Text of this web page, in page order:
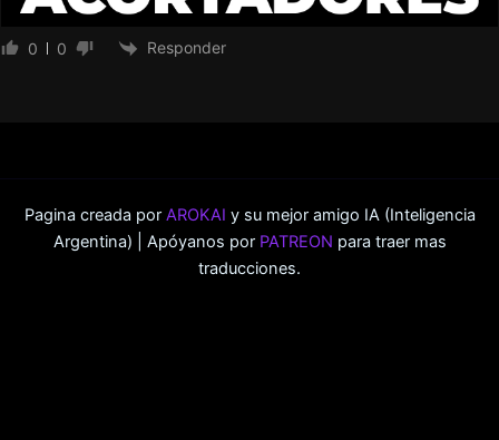
0 0 Responder
Pagina creada por AROKAI y su mejor amigo IA (Inteligencia
Argentina) | Apóyanos por PATREON para traer mas
traducciones.